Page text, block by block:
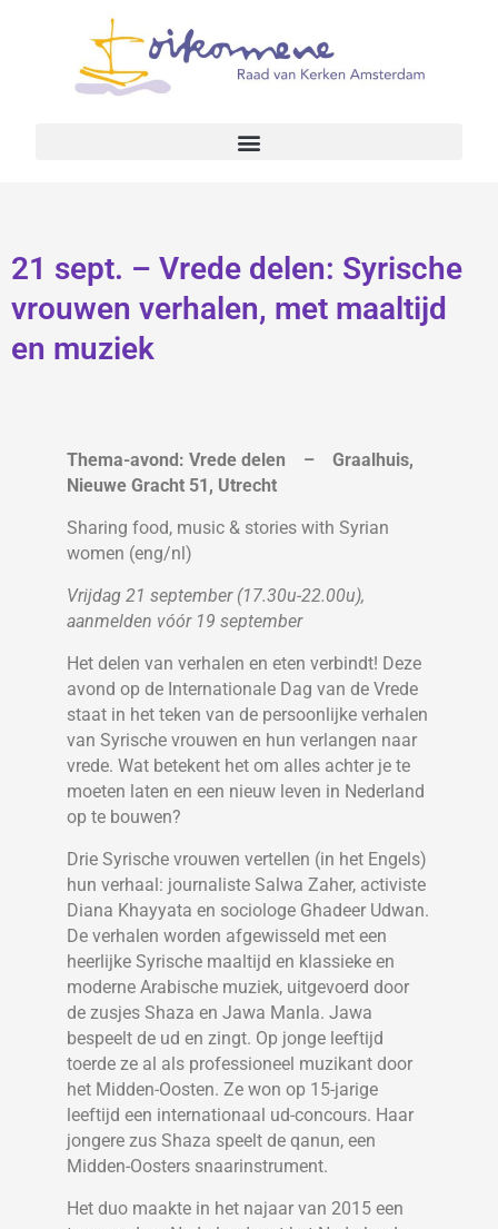
21 sept. – Vrede delen: Syrische
vrouwen verhalen, met maaltijd
en muziek
Thema-avond: Vrede delen – Graalhuis,
Nieuwe Gracht 51, Utrecht
Sharing food, music & stories with Syrian
women (eng/nl)
Vrijdag 21 september (17.30u-22.00u),
aanmelden vóór 19 september
Het delen van verhalen en eten verbindt! Deze
avond op de Internationale Dag van de Vrede
staat in het teken van de persoonlijke verhalen
van Syrische vrouwen en hun verlangen naar
vrede. Wat betekent het om alles achter je te
moeten laten en een nieuw leven in Nederland
op te bouwen?
Drie Syrische vrouwen vertellen (in het Engels)
hun verhaal: journaliste Salwa Zaher, activiste
Diana Khayyata en sociologe Ghadeer Udwan.
De verhalen worden afgewisseld met een
heerlijke Syrische maaltijd en klassieke en
moderne Arabische muziek, uitgevoerd door
de zusjes Shaza en Jawa Manla. Jawa
bespeelt de ud en zingt. Op jonge leeftijd
toerde ze al als professioneel muzikant door
het Midden-Oosten. Ze won op 15-jarige
leeftijd een internationaal ud-concours. Haar
jongere zus Shaza speelt de qanun, een
Midden-Oosters snaarinstrument.
Het duo maakte in het najaar van 2015 een